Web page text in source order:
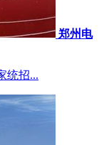
郑州电
统招...